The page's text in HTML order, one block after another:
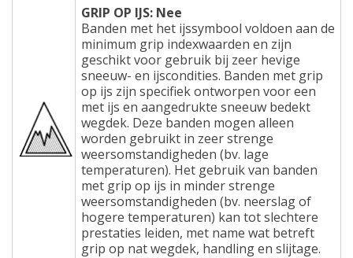
GRIP OP IJS: Nee
Banden met het ijssymbool voldoen aan de
minimum grip indexwaarden en zijn
geschikt voor gebruik bij zeer hevige
sneeuw- en ijscondities. Banden met grip
op ijs zijn specifiek ontworpen voor een
met ijs en aangedrukte sneeuw bedekt
wegdek. Deze banden mogen alleen
worden gebruikt in zeer strenge
weersomstandigheden (bv. lage
temperaturen). Het gebruik van banden
met grip op ijs in minder strenge
weersomstandigheden (bv. neerslag of
hogere temperaturen) kan tot slechtere
prestaties leiden, met name wat betreft
grip op nat wegdek, handling en slijtage.